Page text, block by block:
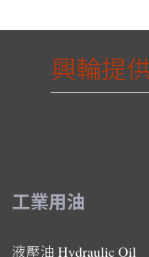
興輪提
工業用油
液壓油 Hydraulic Oil